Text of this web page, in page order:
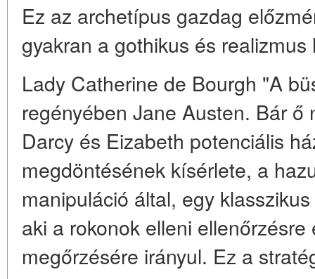
Ez az archetípus gazdag
gyakran a gothikus és
Lady Catherine de Bourgh "A
regényében Jane Austen. Bár ő
Darcy és Eizabeth potenciális
megdöntésének kísérlete, a
manipuláció által, egy
aki a rokonok elleni
megőrzésére irányul. Ez a